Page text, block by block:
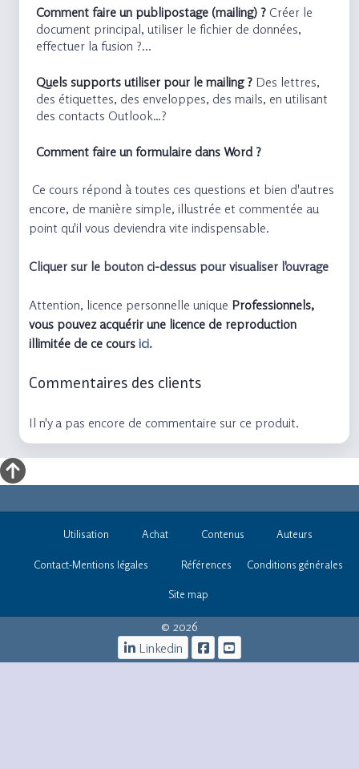
Comment faire un publipostage (mailing) ? Créer le
document principal, utiliser le fichier de données,
effectuer la fusion ?...
Quels supports utiliser pour le mailing ? Des lettres,
des étiquettes, des enveloppes, des mails, en utilisant
des contacts Outlook…?
Comment faire un formulaire dans Word ?
Ce cours répond à toutes ces questions et bien d'autres
encore, de manière simple, illustrée et commentée au
point qu'il vous deviendra vite indispensable.
Cliquer sur le bouton ci-dessus pour visualiser l'ouvrage
Attention, licence personnelle unique Professionnels,
vous pouvez acquérir une licence de reproduction
illimitée de ce cours ici.
Commentaires des clients
Il n'y a pas encore de commentaire sur ce produit.
Utilisation Achat Contenus Auteurs
Contact-Mentions légales Références Conditions générales
Site map
© 2026
Linkedin